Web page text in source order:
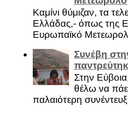
Καμίνι θύμιζαν, τα
Ελλάδας,- όπως της
Ευρωπαϊκό
Συνέβη
Στην
θέλω να
παλαιότερη